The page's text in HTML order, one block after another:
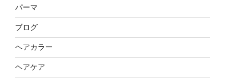
パーマ
ブログ
ヘアカラー
ヘアケア